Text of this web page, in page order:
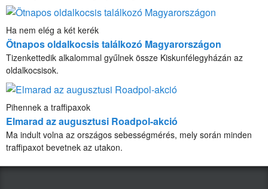
Ha nem elég a két kerék
Ötnapos oldalkocsis találkozó Magyarországon
Tizenkettedik alkalommal gyűlnek össze Kiskunfélegyházán az
oldalkocsisok.
Pihennek a traffipaxok
Elmarad az augusztusi Roadpol-akció
Ma indult volna az országos sebességmérés, mely során minden
traffipaxot bevetnek az utakon.